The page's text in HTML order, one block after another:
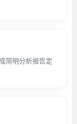
简明分析报告定